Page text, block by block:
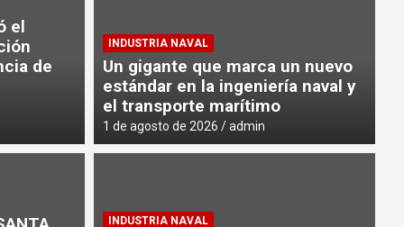
del canal Martìn Garcìa
argentino se sostuvo
el
de
INDUSTRIA NAVAL
Un gigante que marca un nuevo
estándar en la ingeniería naval y
el transporte marítimo
1 de agosto de 2026 admin
INDUSTRIA NAVAL